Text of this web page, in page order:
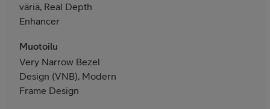
väriä, Real Depth
Enhancer
Muotoilu
Very Narrow Bezel
Design (VNB), Modern
Frame Design